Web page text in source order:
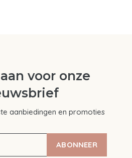
voor onze
aanbiedingen en promoties
ABONNEER